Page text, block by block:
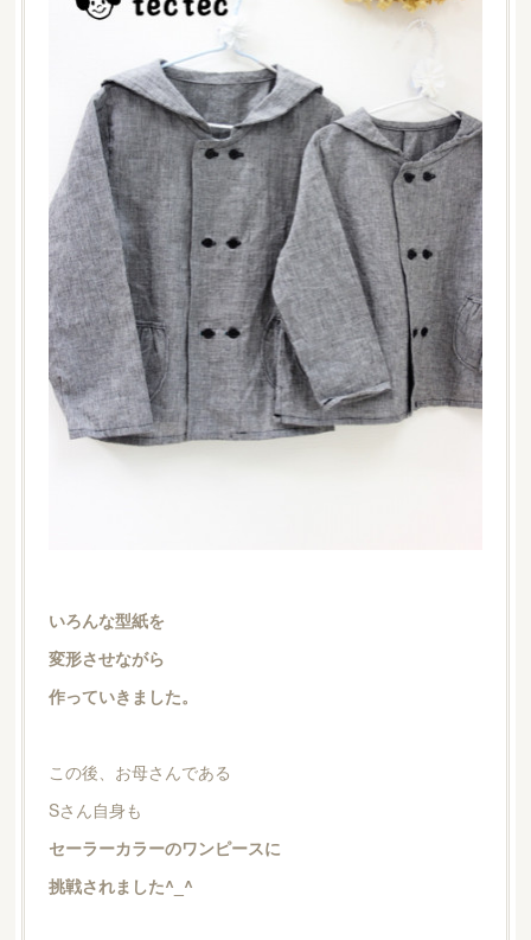
いろんな型紙を
変形させながら
作っていきました。
この後、お母さんである
Sさん自身も
セーラーカラーのワンピースに
挑戦されました^_^